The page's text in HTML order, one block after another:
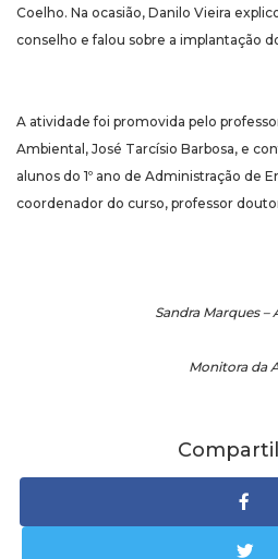
Coelho. Na ocasião, Danilo Vieira
conselho e falou sobre a implantação
A atividade foi promovida pelo
Ambiental, José Tarcísio Barbosa, e
alunos do 1º ano de Administração de
coordenador do curso, professor
Sandra Marques –
Monitora da